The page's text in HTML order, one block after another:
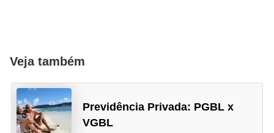
Veja também
Previdência Privada: PGBL x
VGBL